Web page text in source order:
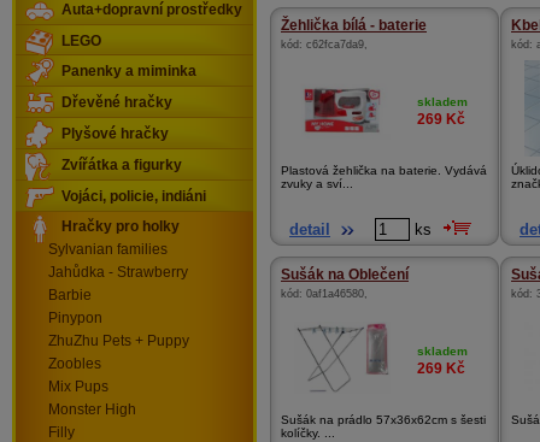
Žehlička bílá - baterie
kód: c62fca7da9,
skladem
269 Kč
Plastová žehlička na baterie. Vydává
zvuky a sví...
detail ks
kód:
Sušák na Oblečení
kód: 0af1a46580,
skladem
269 Kč
Sušák na prádlo 57x36x62cm s šesti
kolíčky. ...
kód:
Auta+dopravní prostředky
LEGO
Panenky a miminka
Dřevěné hračky
Plyšové hračky
Zvířátka a figurky
Vojáci, policie, indiáni
Hračky pro holky
Sylvanian families
Jahůdka - Strawberry
Barbie
Pinypon
ZhuZhu Pets + Puppy
Zoobles
Mix Pups
Monster High
Filly